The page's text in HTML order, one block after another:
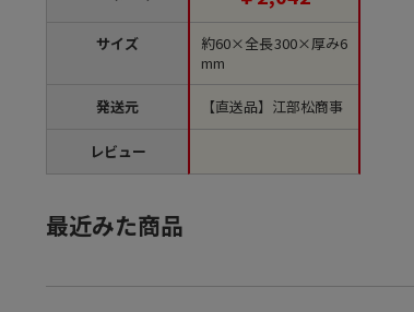
サイズ
発送元
レビュー
約60×全長300×厚み6
mm
【直送品】江部松商事
最近みた商品